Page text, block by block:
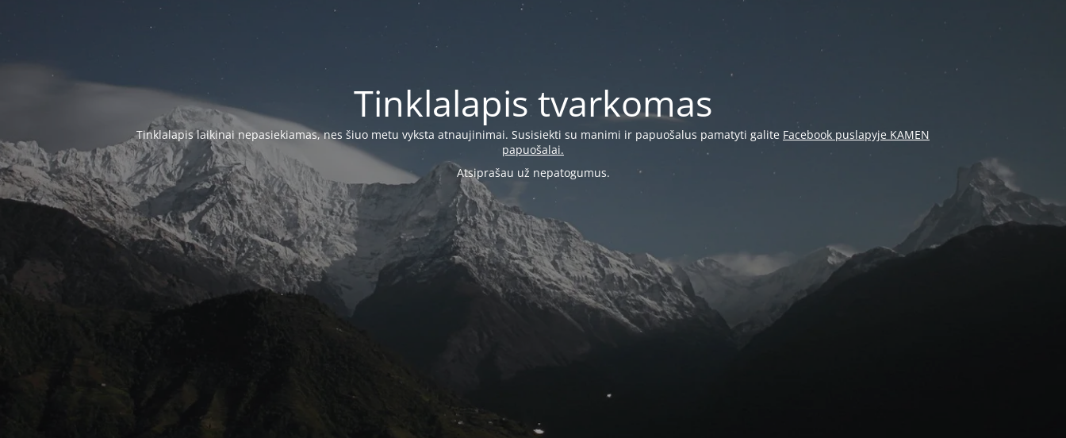
Tinklalapis tvarkomas
Tinklalapis laikinai nepasiekiamas, nes šiuo metu vyksta atnaujinimai. Susisiekti su manimi ir papuošalus pamatyti galite Facebook puslapyje KAMEN
papuošalai.
Atsiprašau už nepatogumus.